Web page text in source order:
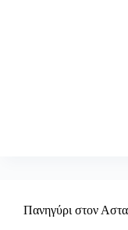
Πανηγύρι στον